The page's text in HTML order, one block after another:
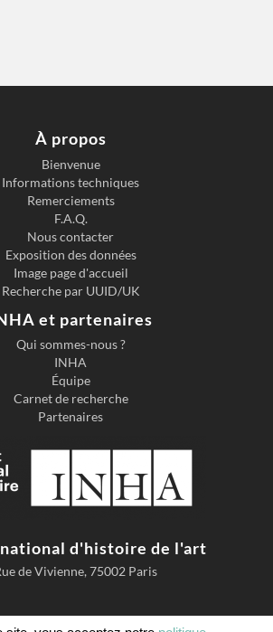
À propos
Bienvenue
Informations techniques
Remerciements
F.A.Q.
Nous contacter
Exposition des données
Image page d'accueil
Recherche par UUID/UK
et partenaires
Qui sommes-nous ?
INHA
Équipe
Carnet de recherche
Partenaires
d'histoire de l'art
de Vivienne, 75002 Paris